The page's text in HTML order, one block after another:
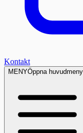
Kontakt
MENYÖppna